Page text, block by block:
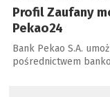
Profil Zaufany
Pekao24
Bank Pekao S.A.
pośrednictwem